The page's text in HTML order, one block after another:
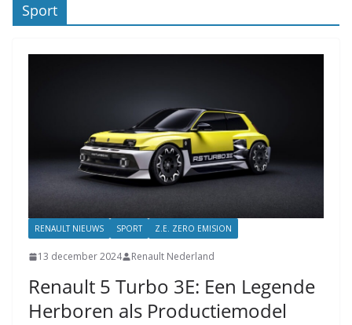
Sport
RENAULT NIEUWS SPORT Z.E. ZERO EMISION
13 december 2024 Renault Nederland
Renault 5 Turbo 3E: Een Legende
Herboren als Productiemodel